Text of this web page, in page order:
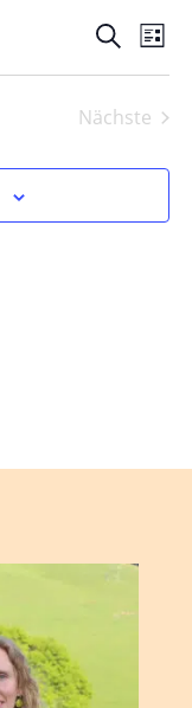
Suche
und
SucheListe
Nächste